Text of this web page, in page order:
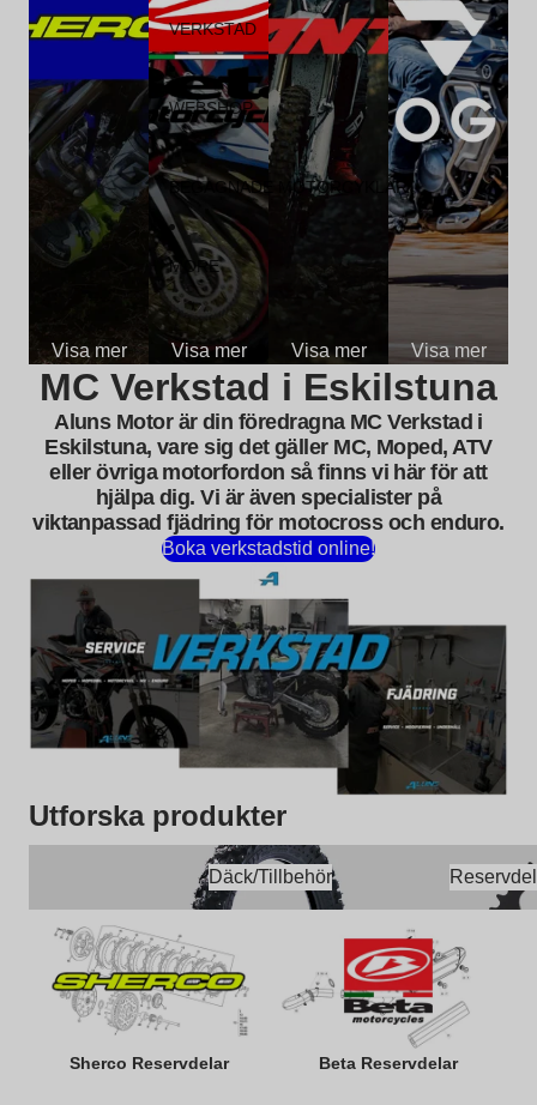
VERKSTAD
WEBSHOP
BEGAGNADE MOTORCYKLAR
MORE
Visa mer Visa mer Visa mer Visa mer
MC Verkstad i Eskilstuna
Aluns Motor är din föredragna MC Verkstad i
Eskilstuna, vare sig det gäller MC, Moped, ATV
eller övriga motorfordon så finns vi här för att
hjälpa dig. Vi är även specialister på
viktanpassad fjädring för motocross och enduro.
Boka verkstadstid online!
Utforska produkter
Däck/Tillbehör
Reservdelar MX/
Sherco Reservdelar
Sherco Reservdelar Beta Reservdelar